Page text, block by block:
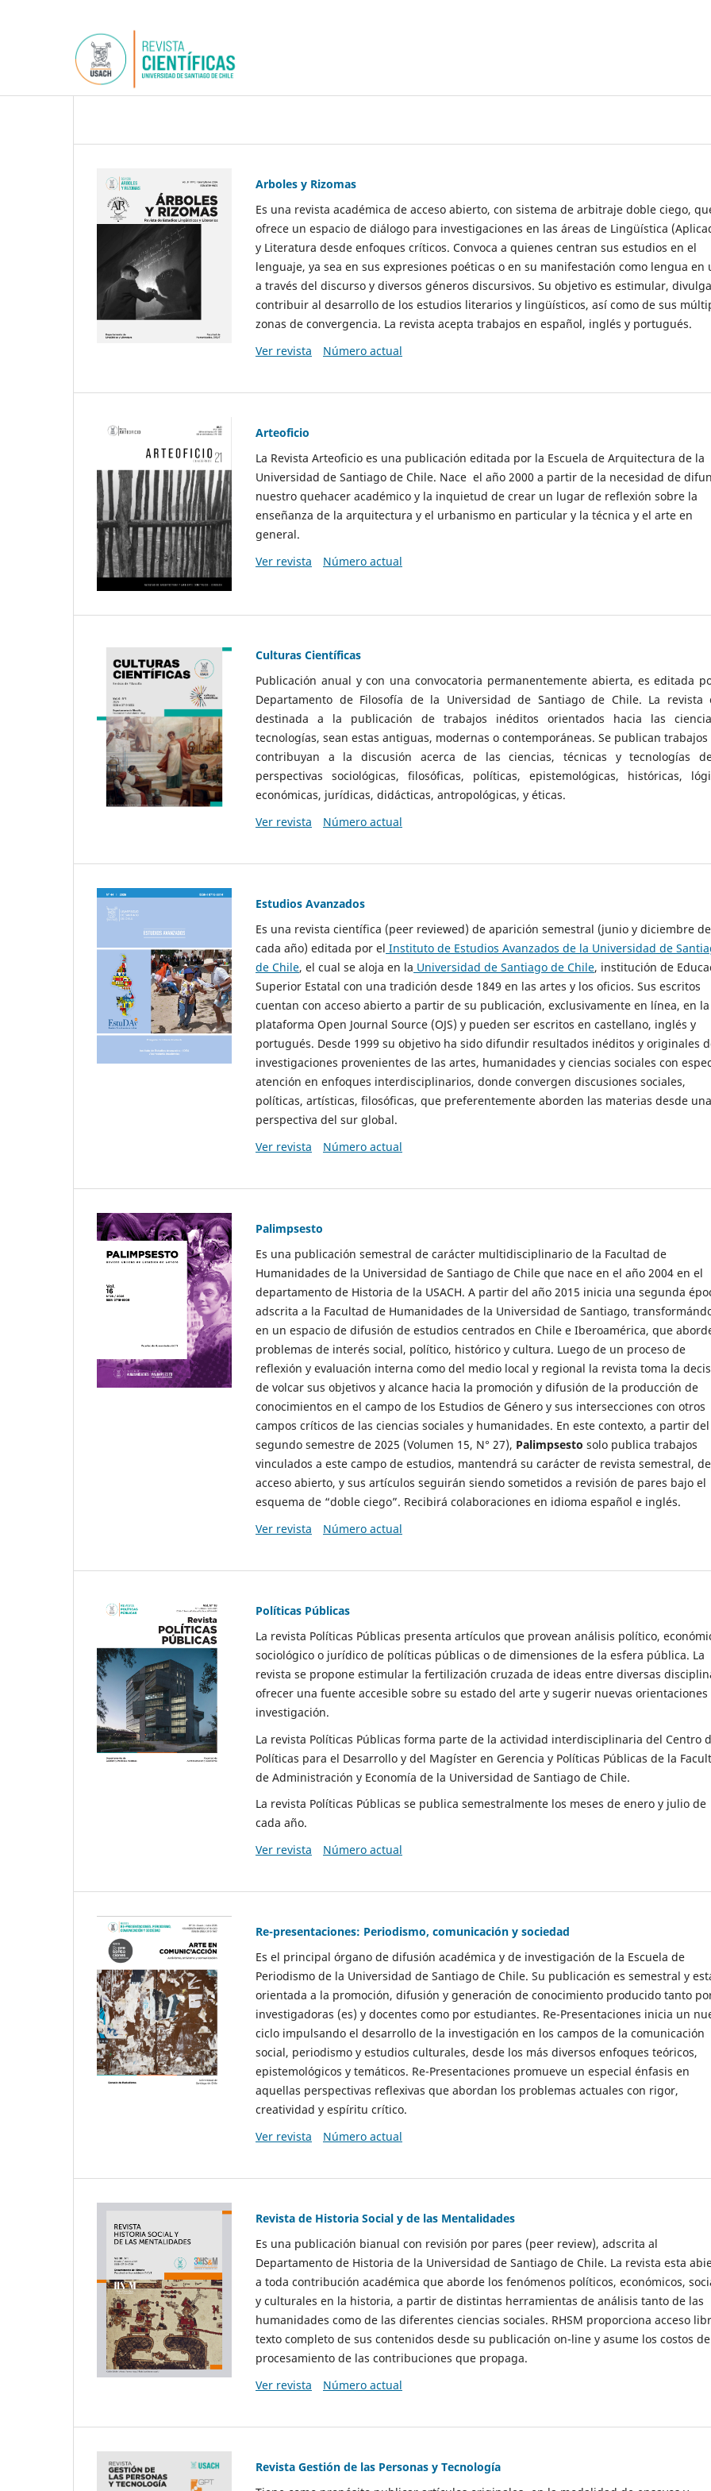
Arboles y Rizomas
Es una revista académica de acceso abierto, con sistema de arbitraje doble ciego,
ofrece un espacio de diálogo para investigaciones en las áreas de Lingüística
y Literatura desde enfoques críticos. Convoca a quienes centran sus estudios en el
lenguaje, ya sea en sus expresiones poéticas o en su manifestación como lengua en
a través del discurso y diversos géneros discursivos. Su objetivo es estimular,
contribuir al desarrollo de los estudios literarios y lingüísticos, así como de sus
zonas de convergencia. La revista acepta trabajos en español, inglés y portugués.
Ver revista
Número actual
Arteoficio
La Revista Arteoficio es una publicación editada por la Escuela de Arquitectura de la
Universidad de Santiago de Chile. Nace el año 2000 a partir de la necesidad de
nuestro quehacer académico y la inquietud de crear un lugar de reflexión sobre la
enseñanza de la arquitectura y el urbanismo en particular y la técnica y el arte en
general.
Ver revista
Número actual
Culturas Científicas
Publicación anual y con una convocatoria permanentemente abierta, es editada
Departamento de Filosofía de la Universidad de Santiago de Chile. La revista
destinada a la publicación de trabajos inéditos orientados hacia las
tecnologías, sean estas antiguas, modernas o contemporáneas. Se publican
contribuyan a la discusión acerca de las ciencias, técnicas y tecnologías
perspectivas sociológicas, filosóficas, políticas, epistemológicas, históricas,
económicas, jurídicas, didácticas, antropológicas, y éticas.
Ver revista
Número actual
Estudios Avanzados
Es una revista científica (peer reviewed) de aparición semestral (junio y diciembre de
cada año) editada por el Instituto de Estudios Avanzados de la Universidad de
de Chile, el cual se aloja en la Universidad de Santiago de Chile, institución de
Superior Estatal con una tradición desde 1849 en las artes y los oficios. Sus escritos
cuentan con acceso abierto a partir de su publicación, exclusivamente en línea, en la
plataforma Open Journal Source (OJS) y pueden ser escritos en castellano, inglés y
portugués. Desde 1999 su objetivo ha sido difundir resultados inéditos y originales
investigaciones provenientes de las artes, humanidades y ciencias sociales con
atención en enfoques interdisciplinarios, donde convergen discusiones sociales,
políticas, artísticas, filosóficas, que preferentemente aborden las materias desde una
perspectiva del sur global.
Ver revista
Número actual
Palimpsesto
Es una publicación semestral de carácter multidisciplinario de la Facultad de
Humanidades de la Universidad de Santiago de Chile que nace en el año 2004 en el
departamento de Historia de la USACH. A partir del año 2015 inicia una segunda
adscrita a la Facultad de Humanidades de la Universidad de Santiago,
en un espacio de difusión de estudios centrados en Chile e Iberoamérica, que
problemas de interés social, político, histórico y cultura. Luego de un proceso de
reflexión y evaluación interna como del medio local y regional la revista toma la
de volcar sus objetivos y alcance hacia la promoción y difusión de la producción de
conocimientos en el campo de los Estudios de Género y sus intersecciones con otros
campos críticos de las ciencias sociales y humanidades. En este contexto, a partir del
segundo semestre de 2025 (Volumen 15, N° 27), Palimpsesto solo publica trabajos
vinculados a este campo de estudios, mantendrá su carácter de revista semestral, de
acceso abierto, y sus artículos seguirán siendo sometidos a revisión de pares bajo el
esquema de “doble ciego”. Recibirá colaboraciones en idioma español e inglés.
Ver revista
Número actual
Políticas Públicas
La revista Políticas Públicas presenta artículos que provean análisis político,
sociológico o jurídico de políticas públicas o de dimensiones de la esfera pública. La
revista se propone estimular la fertilización cruzada de ideas entre diversas
ofrecer una fuente accesible sobre su estado del arte y sugerir nuevas orientaciones
investigación.
La revista Políticas Públicas forma parte de la actividad interdisciplinaria del Centro
Políticas para el Desarrollo y del Magíster en Gerencia y Políticas Públicas de la
de Administración y Economía de la Universidad de Santiago de Chile.
La revista Políticas Públicas se publica semestralmente los meses de enero y julio de
cada año.
Ver revista
Número actual
Re-presentaciones: Periodismo, comunicación y sociedad
Es el principal órgano de difusión académica y de investigación de la Escuela de
Periodismo de la Universidad de Santiago de Chile. Su publicación es semestral y
orientada a la promoción, difusión y generación de conocimiento producido tanto
investigadoras (es) y docentes como por estudiantes. Re-Presentaciones inicia un
ciclo impulsando el desarrollo de la investigación en los campos de la comunicación
social, periodismo y estudios culturales, desde los más diversos enfoques teóricos,
epistemológicos y temáticos. Re-Presentaciones promueve un especial énfasis en
aquellas perspectivas reflexivas que abordan los problemas actuales con rigor,
creatividad y espíritu crítico.
Ver revista
Número actual
Revista de Historia Social y de las Mentalidades
Es una publicación bianual con revisión por pares (peer review), adscrita al
Departamento de Historia de la Universidad de Santiago de Chile. La revista esta
a toda contribución académica que aborde los fenómenos políticos, económicos,
y culturales en la historia, a partir de distintas herramientas de análisis tanto de las
humanidades como de las diferentes ciencias sociales. RHSM proporciona acceso
texto completo de sus contenidos desde su publicación on-line y asume los costos de
procesamiento de las contribuciones que propaga.
Ver revista
Número actual
Revista Gestión de las Personas y Tecnología